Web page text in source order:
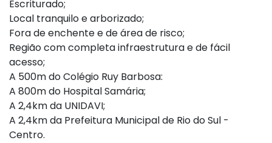
Escriturado;
Local tranquilo e arborizado;
Fora de enchente e de área de risco;
Região com completa infraestrutura e de fácil
acesso;
A 500m do Colégio Ruy Barbosa:
A 800m do Hospital Samária;
A 2,4km da UNIDAVI;
A 2,4km da Prefeitura Municipal de Rio do Sul -
Centro.